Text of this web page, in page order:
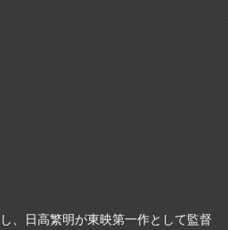
、日高繁明が東映第一作として監督